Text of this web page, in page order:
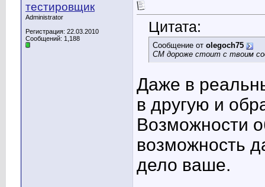
тестировщик
Administrator
Регистрация: 22.03.2010
Сообщений: 1,188
Цитата:
Сообщение от olegoch75
СМ дороже стоит с твоим
Даже в
в другую и
Возможности
возможность
дело ваше.